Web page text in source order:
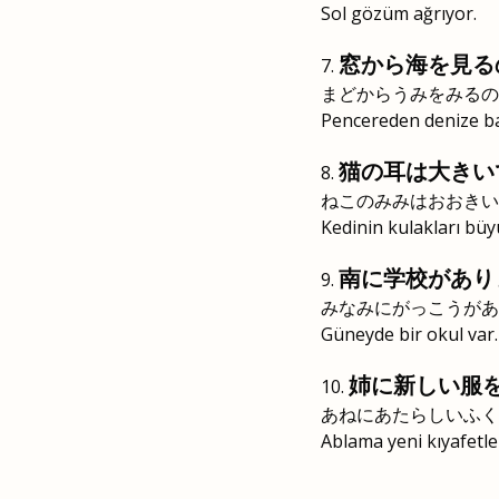
Sol gözüm ağrıyor.
窓から海を見
まどからうみをみる
Pencereden denize
猫の耳は大き
ねこのみみはおおき
Kedinin kulakları
南に学校があ
みなみにがっこうが
Güneyde bir okul var.
姉に新しい服
あねにあたらしいふ
Ablama yeni